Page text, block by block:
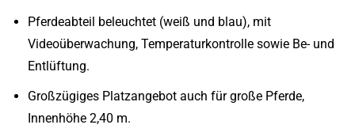
Pferdeabteil beleuchtet (weiß und blau), mit
Videoüberwachung, Temperaturkontrolle sowie Be- und
Entlüftung.
Großzügiges Platzangebot auch für große Pferde,
Innenhöhe 2,40 m.